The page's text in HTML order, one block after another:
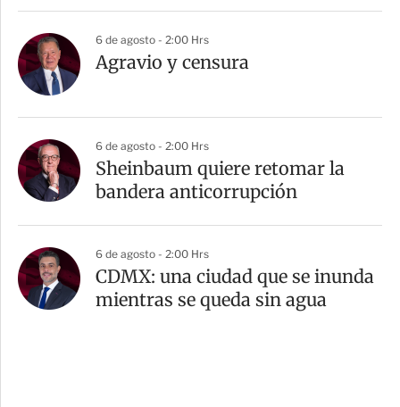
6 de agosto - 2:00 Hrs
Agravio y censura
6 de agosto - 2:00 Hrs
Sheinbaum quiere retomar la
bandera anticorrupción
6 de agosto - 2:00 Hrs
CDMX: una ciudad que se inunda
mientras se queda sin agua